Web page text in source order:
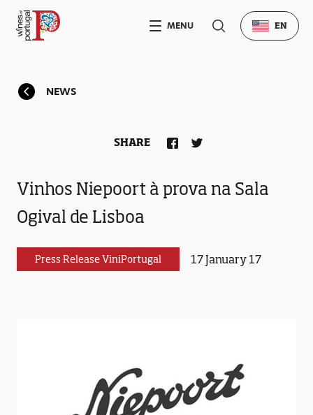
NEWS
Vinhos Niepoort à prova na Sala
Ogival de Lisboa
Press Release ViniPortugal 17 January 17
SHARE
MENU EN